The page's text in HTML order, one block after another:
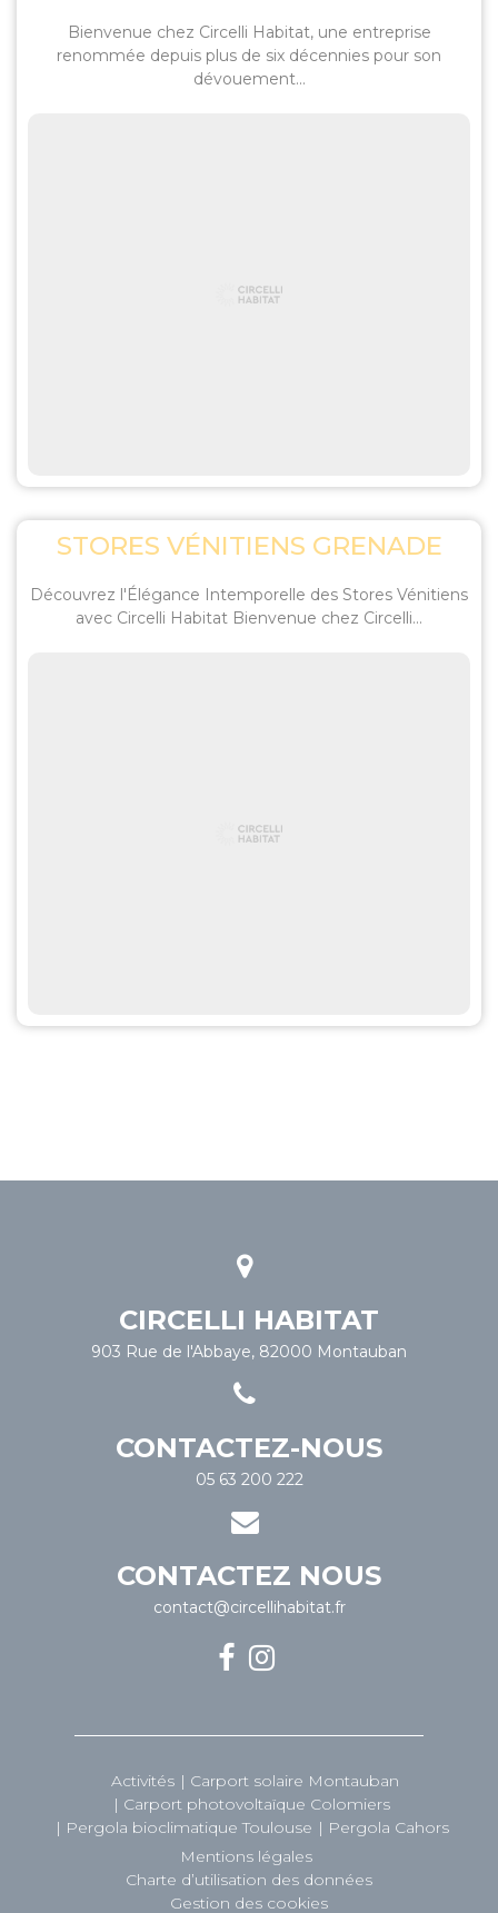
Bienvenue chez Circelli Habitat, une entreprise
renommée depuis plus de six décennies pour son
dévouement...
STORES VÉNITIENS GRENADE
Découvrez l'Élégance Intemporelle des Stores Vénitiens
avec Circelli Habitat Bienvenue chez Circelli...
CIRCELLI HABITAT
903 Rue de l'Abbaye, 82000 Montauban
CONTACTEZ-NOUS
05 63 200 222
CONTACTEZ NOUS
contact@circellihabitat.fr
Activités
Carport solaire Montauban
Carport photovoltaïque Colomiers
Pergola bioclimatique Toulouse
Pergola Cahors
Mentions légales
Charte d’utilisation des données
Gestion des cookies